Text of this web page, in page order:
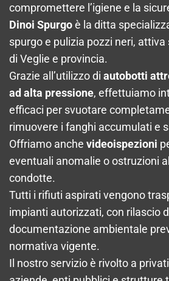
compromettere l’igiene e la
Dinoi Spurgoè la ditta
spurgo e pulizia pozzi neri,
di Veglie e provincia.
Grazie all’utilizzo di autobotti
ad alta pressione, effettuiamo
efficaci per svuotare
rimuovere i fanghi accumulati e
Offriamo anche videoispezioni
eventuali anomalie o ostruzioni
condotte.
Tutti i rifiuti aspirati vengono
impianti autorizzati, con rilascio
documentazione ambientale
normativa vigente.
Il nostro servizio è rivolto a